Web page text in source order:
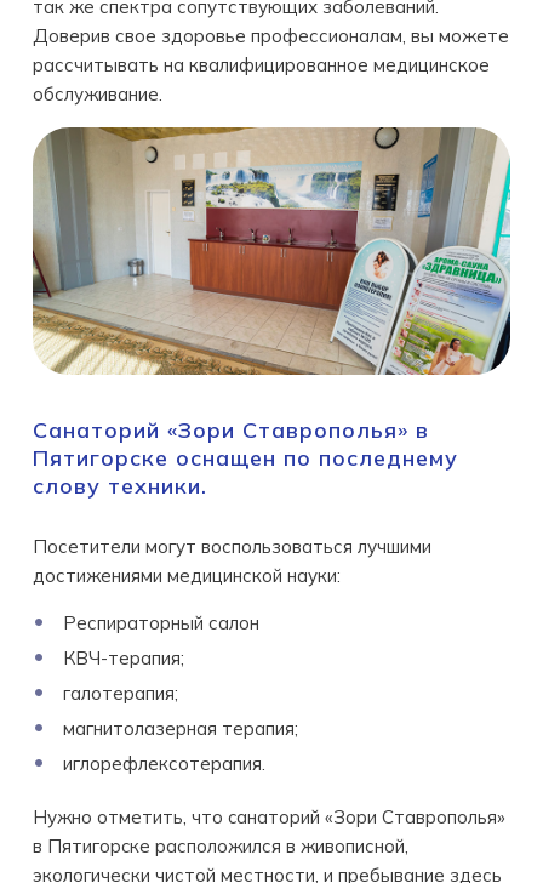
так же спектра сопутствующих заболеваний.
Доверив свое здоровье профессионалам, вы можете
рассчитывать на квалифицированное медицинское
обслуживание.
Cанаторий «Зори Ставрополья» в
Пятигорcке оснащен по последнему
слову техники.
Посетители могут воспользоваться лучшими
достижениями медицинской науки:
Респираторный салон
КВЧ-терапия;
галотерапия;
магнитолазерная терапия;
иглорефлексотерапия.
Нужно отметить, что cанаторий «Зори Ставрополья»
в Пятигорcке расположился в живописной,
экологически чистой местности, и пребывание здесь